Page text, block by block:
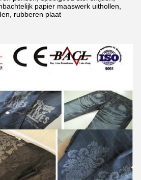
papier maaswerk uithollen,
rubberen plaat